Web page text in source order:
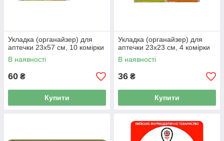
Укладка (органайзер) для
аптечки 23х57 см, 10 комірки
В наявності
60 ₴
Купити
Укладка (органайзер) для
аптечки 23х23 см, 4 комірки
В наявності
36 ₴
Купити